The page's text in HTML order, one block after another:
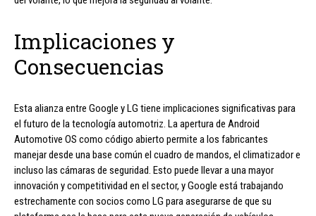
Implicaciones y
Consecuencias
Esta alianza entre Google y LG tiene implicaciones significativas para
el futuro de la tecnología automotriz. La apertura de Android
Automotive OS como código abierto permite a los fabricantes
manejar desde una base común el cuadro de mandos, el climatizador e
incluso las cámaras de seguridad. Esto puede llevar a una mayor
innovación y competitividad en el sector, y Google está trabajando
estrechamente con socios como LG para asegurarse de que su